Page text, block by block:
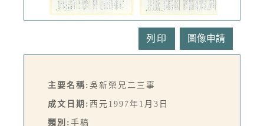
列印
主要名稱: 吳新榮兄二三事
成文日期: 西元1997年1月3日
類別: 手稿